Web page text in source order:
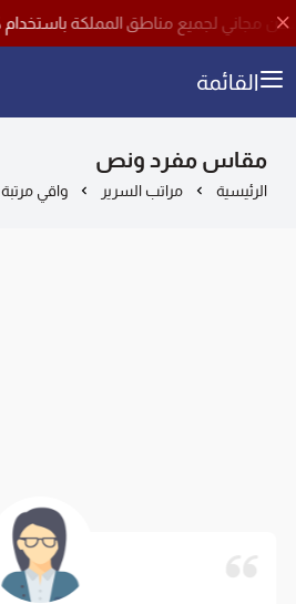
القائمة
مقاس مفرد ونص
الرئيسية مراتب السرير واقي مرتبة